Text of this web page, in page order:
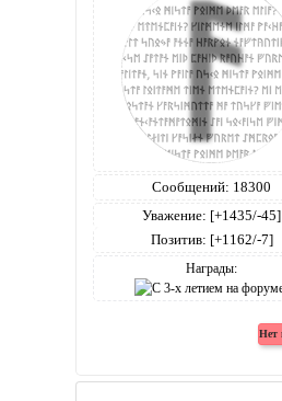
Сообщений: 18300
Уважение: [+1435/-45]
Позитив: [+1162/-7]
Награды: